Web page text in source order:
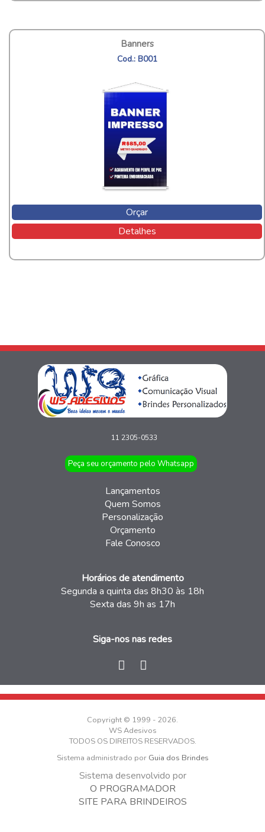
Banners
Cod.: B001
Orçar
Detalhes
11 2305-0533
Peça seu orçamento pelo Whatsapp
Lançamentos
Quem Somos
Personalização
Orçamento
Fale Conosco
Horários de atendimento
Segunda a quinta das 8h30 às 18h
Sexta das 9h as 17h
Siga-nos nas redes
Copyright © 1999 - 2026.
WS Adesivos
TODOS OS DIREITOS RESERVADOS.
Sistema administrado por Guia dos Brindes
Sistema desenvolvido por
O PROGRAMADOR
SITE PARA BRINDEIROS